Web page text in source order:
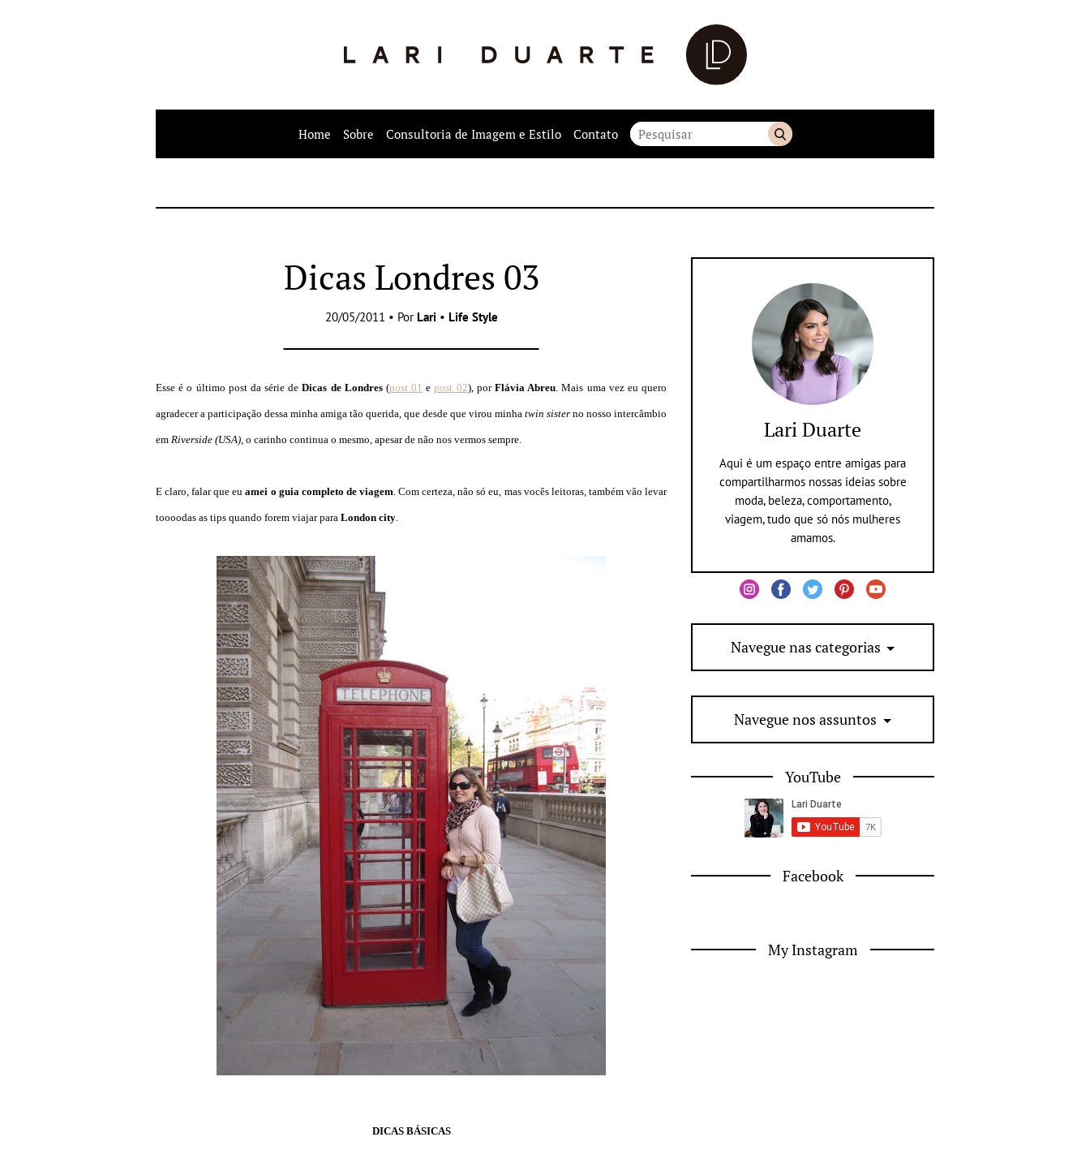
Home Sobre Consultoria de Imagem e Estilo Contato
Dicas Londres 03
20/05/2011 • Por Lari • Life Style
Esse é o último post da série deDicas de Londres (post 01 epost 02), porFlávia Abreu. Mais uma vez eu quero
agradecer a participação dessa minha amiga tão querida, que desde que virou minha twin sister no nosso intercâmbio
em Riverside (USA), o carinho continua o mesmo, apesar de não nos vermos sempre.
E claro, falar que euamei o guia completo de viagem. Com certeza, não só eu, mas vocês leitoras, também vão levar
toooodas as tips quando forem viajar para London city.
DICAS BÁSICAS
Lari Duarte
Aqui é um espaço entre amigas para
compartilharmos nossas ideias sobre
moda, beleza, comportamento,
viagem, tudo que só nós mulheres
amamos.
Navegue nas categorias
Navegue nos assuntos
YouTube
Facebook
My Instagram